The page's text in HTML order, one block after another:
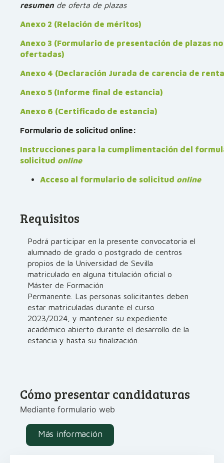
resumende oferta de plazas
Anexo 2 (Relación de méritos)
Anexo 3 (Formulario de presentación de plazas no
ofertadas)
Anexo 4 (Declaración Jurada de carencia de
Anexo 5 (Informe final de estancia)
Anexo 6 (Certificado de estancia)
Formulario de solicitud online:
Instrucciones para la cumplimentación del
solicitud online
Acceso al formulario de solicitud online
Requisitos
Podrá participar en la presente convocatoria el
alumnado de grado o postgrado de centros
propios de la Universidad de Sevilla
matriculado en alguna titulación oficial o
Máster de Formación
Permanente. Las personas solicitantes deben
estar matriculadas durante el curso
2023/2024, y mantener su expediente
académico abierto durante el desarrollo de la
estancia y hasta su finalización.
Cómo presentar candidaturas
Mediante formulario web
Más información